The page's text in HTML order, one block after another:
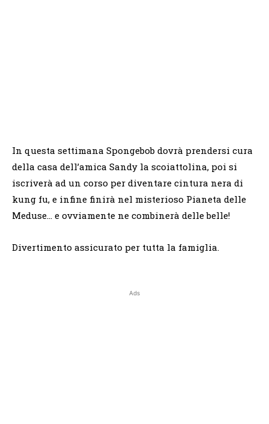
In questa settimana Spongebob dovrà prendersi cura
della casa dell’amica Sandy la scoiattolina, poi si
iscriverà ad un corso per diventare cintura nera di
kung fu, e infine finirà nel misterioso Pianeta delle
Meduse… e ovviamente ne combinerà delle belle!
Divertimento assicurato per tutta la famiglia.
Ads